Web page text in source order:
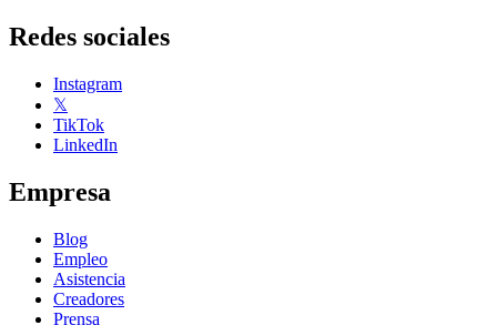
Redes sociales
Instagram
𝕏
TikTok
LinkedIn
Empresa
Blog
Empleo
Asistencia
Creadores
Prensa